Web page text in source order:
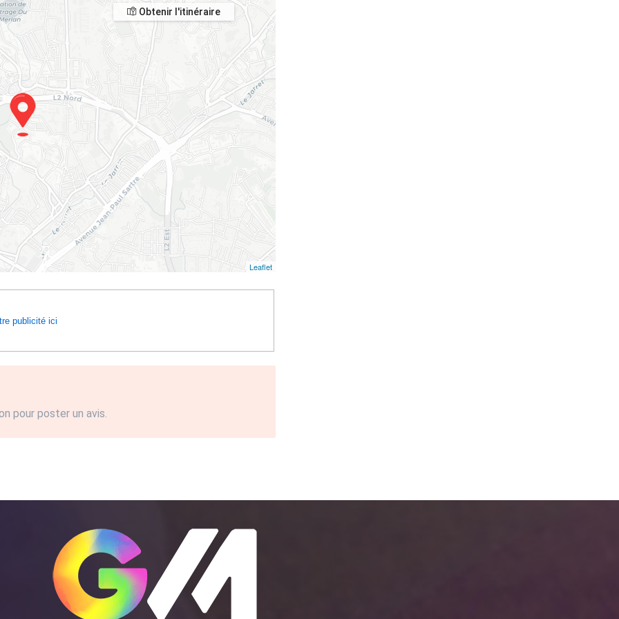
Leaflet
Obtenir l'itinéraire
publicité ici
pour poster un avis.